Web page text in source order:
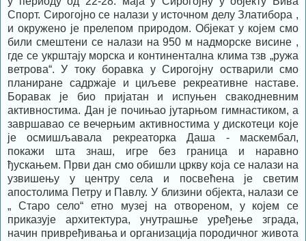
Спорт. Сирогојно се налази у источном делу Златибора ,
и окружено је прелепом природом. Објекат у којем смо
били смештени се налази на 950 м надморске висине ,
где се укрштају морска и континентална клима тзв „ружа
ветрова“. У току боравка у Сирогојну остварили смо
планиране садржаје и циљеве рекреативне наставе.
Боравак је био пријатан и испуњен свакодневним
активностима. Дан је почињао јутарњом гимнастиком, а
завршавао се вечерњим активностима у дискотеци које
је осмишљавала рекреаторка Даша - маскембал,
покажи шта знаш, игре без граница и наравно
ђускањем. Први дан смо обишли цркву која се налази на
узвишењу у центру села и посвећена је светим
апостолима Петру и Павлу. У близини објекта, налази се
„ Старо село“ етно музеј на отвореном, у којем се
приказује архитектура, унутрашње уређење зграда,
начин привређивања и организација породичног живота